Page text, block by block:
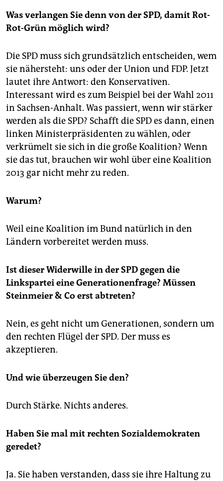
Was verlangen Sie denn von der SPD, damit Rot-
Rot-Grün möglich wird?
Die SPD muss sich grundsätzlich entscheiden, wem
sie nähersteht: uns oder der Union und FDP. Jetzt
lautet ihre Antwort: den Konservativen.
Interessant wird es zum Beispiel bei der Wahl 2011
in Sachsen-Anhalt. Was passiert, wenn wir stärker
werden als die SPD? Schafft die SPD es dann, einen
linken Ministerpräsidenten zu wählen, oder
verkrümelt sie sich in die große Koalition? Wenn
sie das tut, brauchen wir wohl über eine Koalition
2013 gar nicht mehr zu reden.
Warum?
Weil eine Koalition im Bund natürlich in den
Ländern vorbereitet werden muss.
Ist dieser Widerwille in der SPD gegen die
Linkspartei eine Generationenfrage? Müssen
Steinmeier & Co erst abtreten?
Nein, es geht nicht um Generationen, sondern um
den rechten Flügel der SPD. Der muss es
akzeptieren.
Und wie überzeugen Sie den?
Durch Stärke. Nichts anderes.
Haben Sie mal mit rechten Sozialdemokraten
geredet?
Ja. Sie haben verstanden, dass sie ihre Haltung zu